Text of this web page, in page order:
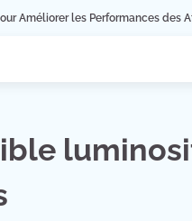
Mon Avis sur les